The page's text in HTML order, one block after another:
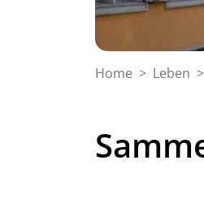
Home Leben